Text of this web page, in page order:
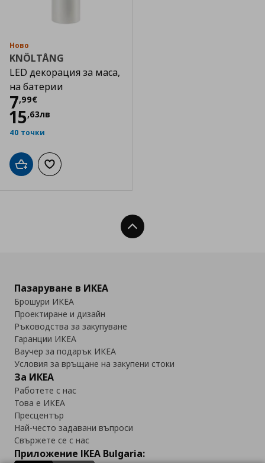
Ново
KNÖLTÅNG
LED декорация за маса,
на батерии
7,99€
Цена
15,63лв
40 точки
Добави в кошницата
Добави към списъка с любими
Нагоре
Пазаруване в ИКЕА
Брошури ИКЕА
Проектиране и дизайн
Ръководства за закупуване
Гаранции ИКЕА
Ваучер за подарък ИКЕА
Условия за връщане на закупени стоки
За ИКЕА
Работете с нас
Това е ИКЕА
Пресцентър
Най-често задавани въпроси
Свържете се с нас
Приложение IKEA Bulgaria: